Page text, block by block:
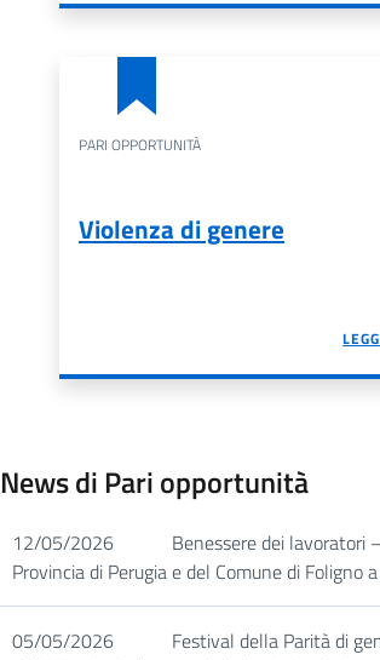
PARI OPPORTUNITÀ
Violenza di genere
News di Pari opportunità
12/05/2026
Benessere dei lavoratori
Provincia di Perugia e del Comune di Foligno
05/05/2026
Festival della Parità di